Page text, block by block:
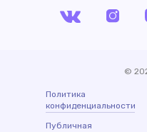
©
Политика
конфиденциальности
Публичная